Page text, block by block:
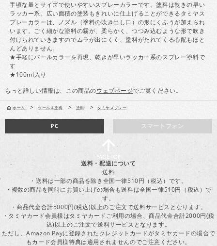
手頃な量とサイズで使いやすいスプレーカラーです。塗料は乾きの早い
ラッカー系。広い面積の塗装もきれいに仕上げることができるタミヤス
プレーカラーは、ノズル（塗料の吹き出し口）の形にくふうが加えられ
います。ごく細かな塗料の霧が、柔らかく、つつみ込むような形で吹き
付けられていきますのでムラが出にくく、塗料がたれてくる心配もほと
んどありません。
★手軽にパールカラーを再現、乾きが早いラッカー系のスプレー塗料で
す
★100ml入り
もっと詳しい情報は、この商品のウェブページでご覧ください。
ホーム > ツール＆塗料 > 塗料 > タミヤスプレー
スマートフォン
PC
送料・配送について
送料
・送料は一部の商品を除き全国一律510円（税込）です。
・複数の商品を同時にお買い上げの場合も送料は全国一律510円（税込）で
す。
・商品代金合計5000円(税込)以上のご注文で送料サービスとなります。
・タミヤカード会員様はタミヤカードご利用の場合、商品代金合計2000円(税
込)以上のご注文で送料サービスとなります。
ただし、Amazon Payに登録されたクレジットカードがタミヤカードの場合で
もカード会員様特典は適用されませんのでご注意ください。